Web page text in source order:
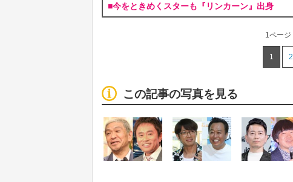
■今をときめくスターも『リンカーン』出身
1ページ
1 2
この記事の写真を見る